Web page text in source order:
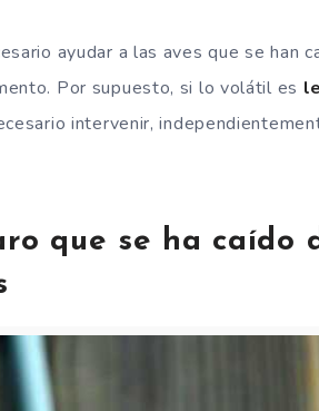
ayudar a las aves que se han
Por supuesto, si lo volátil es
intervenir,
que se ha caído